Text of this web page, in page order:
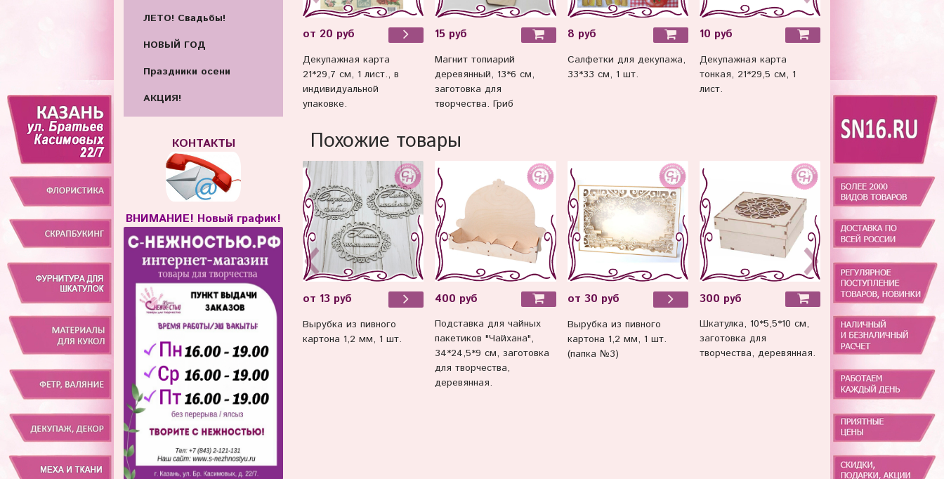
от 20 руб
Декупажная карта
21*29,7 см, 1 лист., в
индивидуальной
упаковке.
15 руб
Магнит топиарий
деревянный, 13*6 см,
заготовка для
творчества. Гриб
8 руб
Салфетки для декупажа,
33*33 см, 1 шт.
10 руб
Декупажная карта
тонкая, 21*29,5 см, 1
лист.
Похожие товары
от 13 руб
Вырубка из пивного
картона 1,2 мм, 1 шт.
400 руб
Подставка для чайных
пакетиков "Чайхана",
34*24,5*9 см, заготовка
для творчества,
деревянная.
от 30 руб
Вырубка из пивного
картона 1,2 мм, 1 шт.
(папка №3)
300 руб
Шкатулка, 10*5,5*10 см,
заготовка для
творчества, деревянная.
370 руб
Шкатулка "Рахат-
20*2*10,5 см, заготовка
для творчества,
деревянная.
ЛЕТО! Свадьбы!
НОВЫЙ ГОД
Праздники осени
АКЦИЯ!
КОНТАКТЫ
ВНИМАНИЕ! Новый график!